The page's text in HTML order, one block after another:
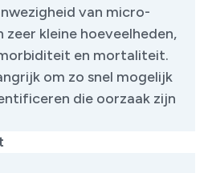
van micro-
zeer kleine hoeveelheden,
en mortaliteit.
om zo snel mogelijk
die oorzaak zijn